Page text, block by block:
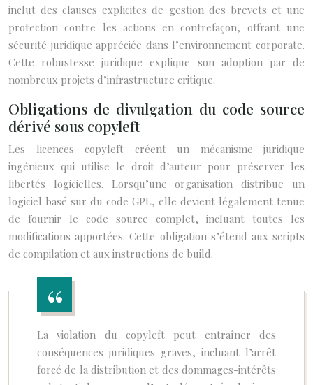
inclut des clauses explicites de gestion des brevets et une
protection contre les actions en contrefaçon, offrant une
sécurité juridique appréciée dans l’environnement corporate.
Cette robustesse juridique explique son adoption par de
nombreux projets d’infrastructure critique.
Obligations de divulgation du code source
dérivé sous copyleft
Les licences copyleft créent un mécanisme juridique
ingénieux qui utilise le droit d’auteur pour préserver les
libertés logicielles. Lorsqu’une organisation distribue un
logiciel basé sur du code GPL, elle devient légalement tenue
de fournir le code source complet, incluant toutes les
modifications apportées. Cette obligation s’étend aux scripts
de compilation et aux instructions de build.
La violation du copyleft peut entraîner des
conséquences juridiques graves, incluant l’arrêt
forcé de la distribution et des dommages-intérêts